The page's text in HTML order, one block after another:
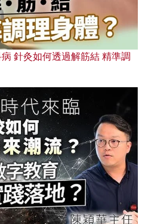
針灸如何透過解筋結 精準調